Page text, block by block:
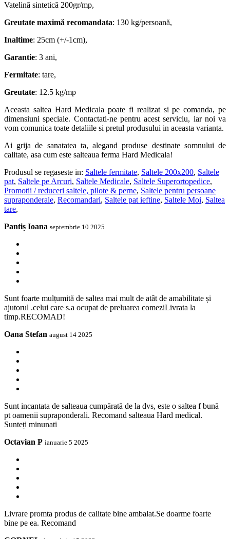
Vatelină sintetică 200gr/mp,
Greutate maximă recomandata: 130 kg/persoană,
Inaltime: 25cm (+/-1cm),
Garantie: 3 ani,
Fermitate: tare,
Greutate: 12.5 kg/mp
Aceasta saltea Hard Medicala poate fi realizat si pe comanda, pe
dimensiuni speciale. Contactati-ne pentru acest serviciu, iar noi va
vom comunica toate detaliile si pretul produsului in aceasta varianta.
Ai grija de sanatatea ta, alegand produse destinate somnului de
calitate, asa cum este salteaua ferma Hard Medicala!
Produsul se regaseste in: Saltele fermitate, Saltele 200x200, Saltele
pat, Saltele pe Arcuri, Saltele Medicale, Saltele Superortopedice,
Promotii / reduceri saltele, pilote & perne, Saltele pentru persoane
supraponderale, Recomandari, Saltele pat ieftine, Saltele Moi, Saltea
tare,
Pantiș Ioana septembrie 10 2025
Sunt foarte mulțumită de saltea mai mult de atât de amabilitate și
ajutorul .celui care s.a ocupat de preluarea comeziLivrata la
timp.RECOMAD!
Oana Stefan august 14 2025
Sunt incantata de salteaua cumpărată de la dvs, este o saltea f bună
pt oamenii supraponderali. Recomand salteaua Hard medical.
Sunteți minunati
Octavian P ianuarie 5 2025
Livrare promta produs de calitate bine ambalat.Se doarme foarte
bine pe ea. Recomand